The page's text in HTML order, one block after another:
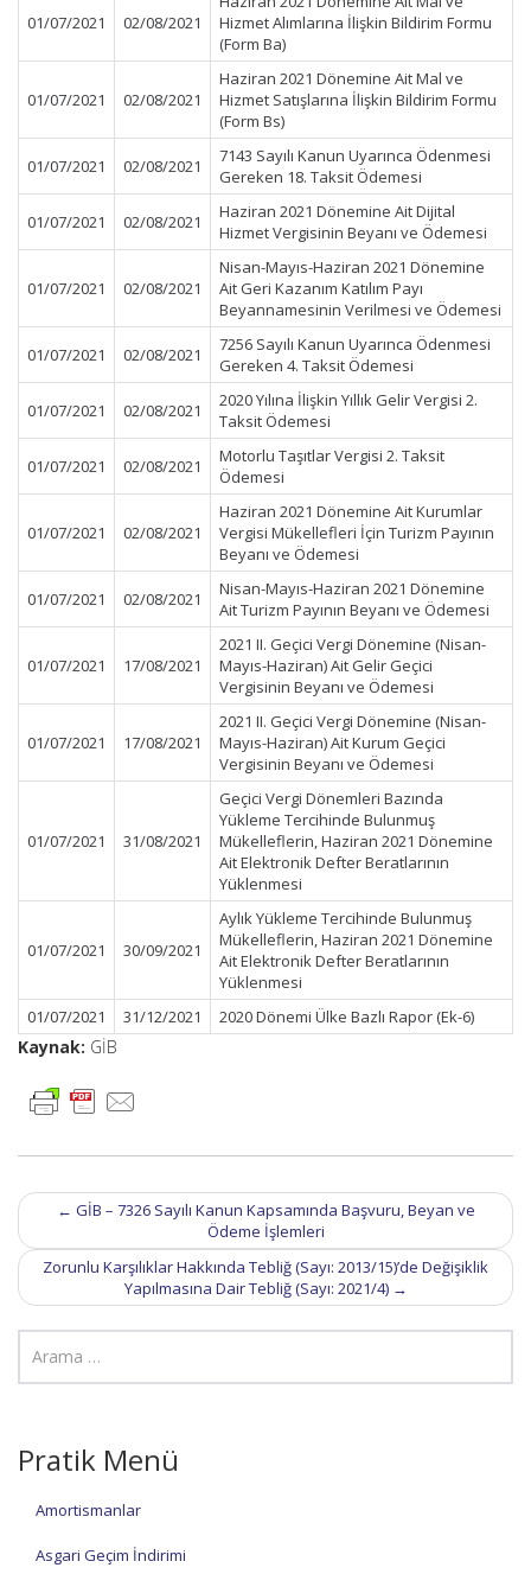
01/07/2021 02/08/2021
Hizmet Alımlarına İlişkin Bildirim Formu
(Form Ba)
01/07/2021 02/08/2021
Haziran 2021 Dönemine Ait Mal ve
Hizmet Satışlarına İlişkin Bildirim Formu
(Form Bs)
01/07/2021 02/08/2021
7143 Sayılı Kanun Uyarınca Ödenmesi
Gereken 18. Taksit Ödemesi
01/07/2021 02/08/2021
Haziran 2021 Dönemine Ait Dijital
Hizmet Vergisinin Beyanı ve Ödemesi
01/07/2021 02/08/2021
Nisan-Mayıs-Haziran 2021 Dönemine
Ait Geri Kazanım Katılım Payı
Beyannamesinin Verilmesi ve Ödemesi
01/07/2021 02/08/2021
7256 Sayılı Kanun Uyarınca Ödenmesi
Gereken 4. Taksit Ödemesi
01/07/2021 02/08/2021
2020 Yılına İlişkin Yıllık Gelir Vergisi 2.
Taksit Ödemesi
01/07/2021 02/08/2021
Motorlu Taşıtlar Vergisi 2. Taksit
Ödemesi
01/07/2021 02/08/2021
Haziran 2021 Dönemine Ait Kurumlar
Vergisi Mükellefleri İçin Turizm Payının
Beyanı ve Ödemesi
01/07/2021 02/08/2021
Nisan-Mayıs-Haziran 2021 Dönemine
Ait Turizm Payının Beyanı ve Ödemesi
01/07/2021 17/08/2021
2021 II. Geçici Vergi Dönemine (Nisan-
Mayıs-Haziran) Ait Gelir Geçici
Vergisinin Beyanı ve Ödemesi
01/07/2021 17/08/2021
2021 II. Geçici Vergi Dönemine (Nisan-
Mayıs-Haziran) Ait Kurum Geçici
Vergisinin Beyanı ve Ödemesi
01/07/2021 31/08/2021
Geçici Vergi Dönemleri Bazında
Yükleme Tercihinde Bulunmuş
Mükelleflerin, Haziran 2021 Dönemine
Ait Elektronik Defter Beratlarının
Yüklenmesi
01/07/2021 30/09/2021
Aylık Yükleme Tercihinde Bulunmuş
Mükelleflerin, Haziran 2021 Dönemine
Ait Elektronik Defter Beratlarının
Yüklenmesi
01/07/2021
31/12/2021 2020 Dönemi Ülke Bazlı Rapor (Ek-6)
Kaynak: GİB
Post
navigation
← GİB – 7326 Sayılı Kanun Kapsamında Başvuru, Beyan ve
Ödeme İşlemleri
Zorunlu Karşılıklar Hakkında Tebliğ (Sayı: 2013/15)’de Değişiklik
Yapılmasına Dair Tebliğ (Sayı: 2021/4) →
Pratik Menü
Amortismanlar
Asgari Geçim İndirimi